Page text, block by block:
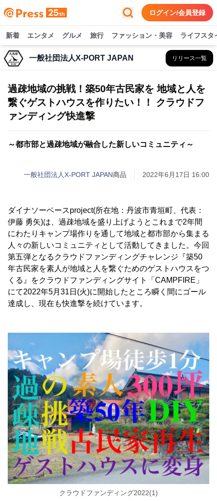
ログイン/会員登録
新着 エンタメ グルメ 旅行 ファッション・美容 ライフスタ
一般社団法人X-PORT JAPAN リリース一覧
過疎地域の挑戦！築50年古民家を 地域と人を
繋ぐゲストハウスを作りたい！！ クラウドフ
ァンディング快進撃
～都市部と過疎地域が融合した新しいコミュニティ～
一般社団法人X-PORT JAPAN商品 2022年6月17日 16:00
ダイナソーベースproject(所在地：丹波市青垣町、代表：
伊藤 勇矢)は、過疎地域を盛り上げようとこれまで2年間
にわたりキャンプ場作りを通して地域と都市部から集まる
人々の新しいコミュニティとして活動してきました。今回
第五弾となるクラウドファンディングチャレンジ『築50
年古民家を素人が地域と人を繋ぐためのゲストハウスをつ
くる』をクラウドファンディングサイト「CAMPFIRE」
にて2022年5月31日(火)に開始したところ瞬く間にゴール
達成し、現在も快進撃を続けています。
クラウドファンディング2022(1)